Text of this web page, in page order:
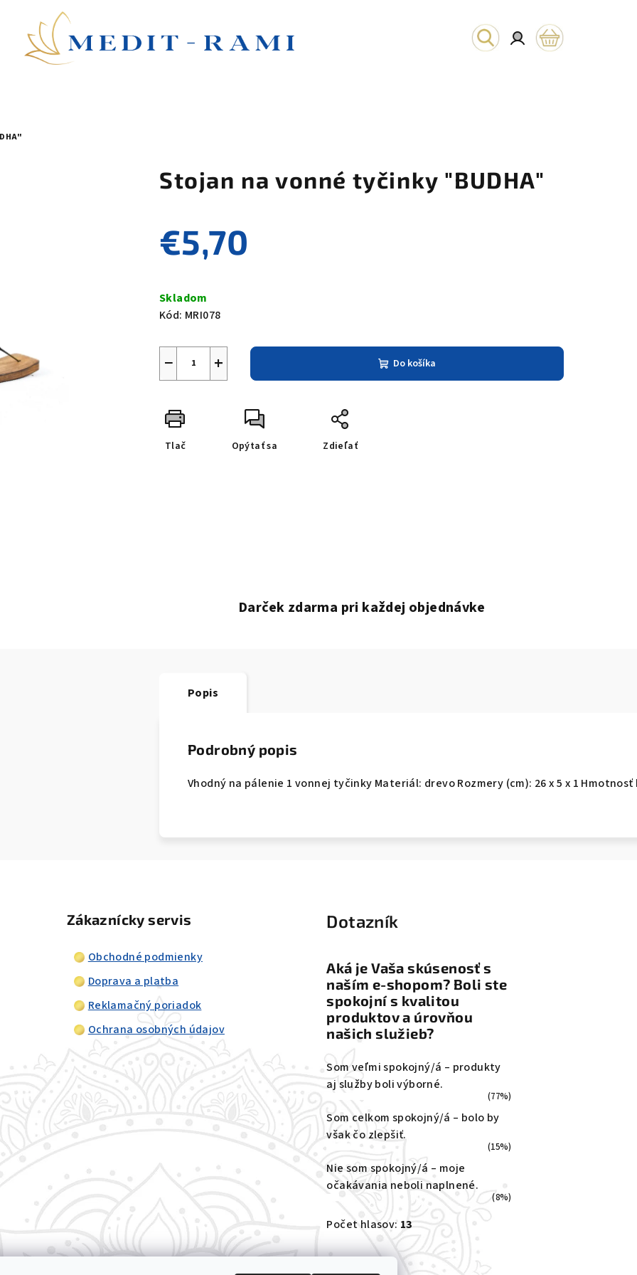
Stojan na vonné tyčinky "BUDHA"
€5,70
cena:
Skladom
Kód: MRI078
+
− Do košíka
Tlač Opýtať sa Zdieľať
Darček zdarma pri každej objednávke
Popis
Podrobný popis
Vhodný na pálenie 1 vonnej tyčinky Materiál: drevo Rozmery (cm): 26 x 5 x 1
Zákaznícky servis
Obchodné podmienky
Doprava a platba
Reklamačný poriadok
Ochrana osobných údajov
Dotazník
Aká je Vaša skúsenosť s
naším e-shopom? Boli ste
spokojní s kvalitou
produktov a úrovňou
našich služieb?
Som veľmi spokojný/á – produkty
aj služby boli výborné.
(77%)
Som celkom spokojný/á – bolo by
však čo zlepšiť.
(15%)
Nie som spokojný/á – moje
očakávania neboli naplnené.
(8%)
Počet hlasov: 13